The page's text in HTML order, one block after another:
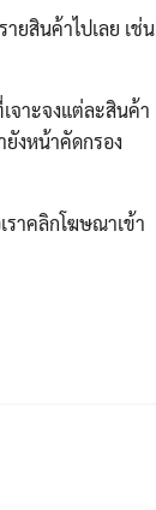
ยสินค้าไปเลย เช่น
จาะจงแต่ละสินค้า
งหน้าคัดกรอง
ราคลิกโฆษณาเข้า